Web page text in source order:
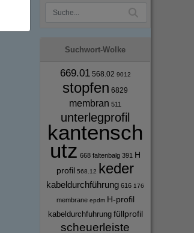
Suchwort-Wolke
669.01 568.02 9012
stopfen 6829
membran 511
unterlegprofil
kantensch
utz 668 faltenbalg 391 H
profil 568.12 keder
kabeldurchführung 616 176
membrane epdm H-profil
kabeldurchfuhrung füllprofil
scheuerleiste